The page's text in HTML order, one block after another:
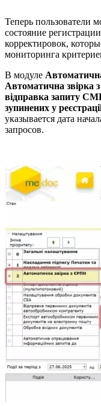
Теперь пользователи
состояние
корректировок,
мониторинга
В модуле
Автоматична звірка
відправка запиту
зупинених у
указывается дата
запросов.